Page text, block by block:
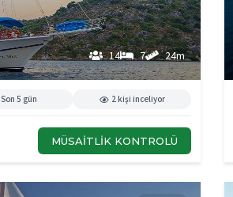
14 7 24m
Son 5 gün 2 kişi inceliyor
MÜSAITLIK KONTROLÜ